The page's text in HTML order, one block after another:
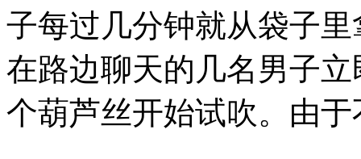
子每过几分钟就从袋子
在路边聊天的几名男子
个葫芦丝开始试吹。由于